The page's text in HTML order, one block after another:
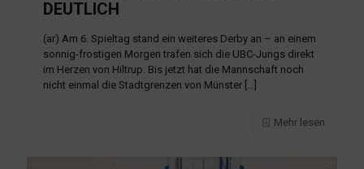
DEUTLICH
(ar) Am 6. Spieltag stand ein weiteres Derby an – an einem
sonnig-frostigen Morgen trafen sich die UBC-Jungs direkt
im Herzen von Hiltrup. Bis jetzt hat die Mannschaft noch
nicht einmal die Stadtgrenzen von Münster […]
Mehr lesen